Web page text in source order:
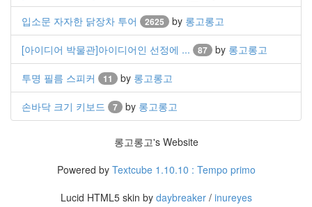
입소문 자자한 닭장차 투어 2625 by 롱고롱고
[아이디어 박물관]아이디어인 선정에 ... 87 by 롱고롱고
투명 필름 스피커 11 by 롱고롱고
손바닥 크기 키보드 7 by 롱고롱고
롱고롱고's Website
Powered by Textcube 1.10.10 : Tempo primo
Lucid HTML5 skin by daybreaker/ inureyes